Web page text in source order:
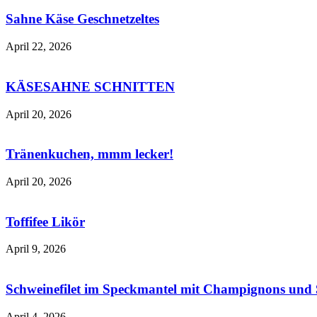
Sahne Käse Geschnetzeltes
April 22, 2026
KÄSESAHNE SCHNITTEN
April 20, 2026
Tränenkuchen, mmm lecker!
April 20, 2026
Toffifee Likör
April 9, 2026
Schweinefilet im Speckmantel mit Champignons und